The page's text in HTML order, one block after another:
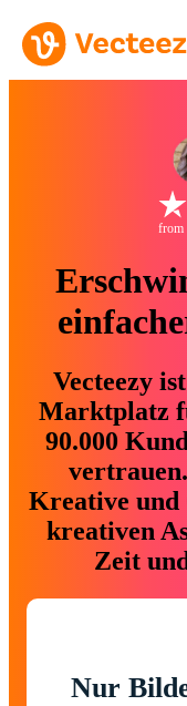
from
Vecteezy
Marktplatz
90.000
Kreative und
kreativen
Zeit
Nur